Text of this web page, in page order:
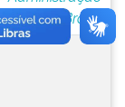
Pública (Brasil)